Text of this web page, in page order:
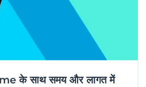
के साथ समय और लागत में